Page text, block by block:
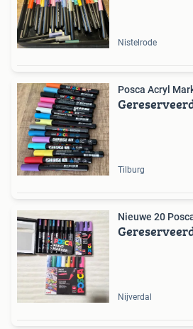
Nistelrode
Posca Acryl
Tilburg
Nieuwe 20
Nijverdal